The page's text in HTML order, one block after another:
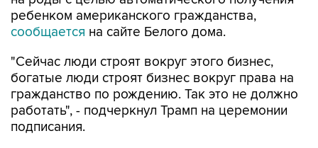
ребенком американского гражданства,
сообщается на сайте Белого дома.
"Сейчас люди строят вокруг этого бизнес,
богатые люди строят бизнес вокруг права на
гражданство по рождению. Так это не должно
работать", - подчеркнул Трамп на церемонии
подписания.